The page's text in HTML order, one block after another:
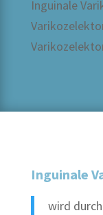
Inguinale
Inguinale
wird